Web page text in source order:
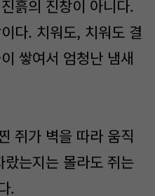
흙의 진창이 아니다.
다. 치워도, 치워도 결
쌓여서 엄청난 냄새
쥐가 벽을 따라 움직
는지는 몰라도 쥐는
.